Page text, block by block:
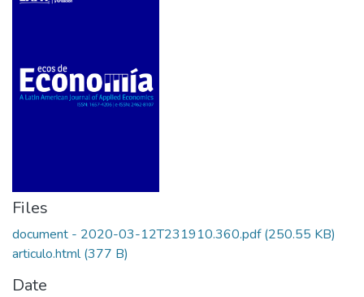
Files
document - 2020-03-12T231910.360.pdf(250.55 KB)
articulo.html(377 B)
Date